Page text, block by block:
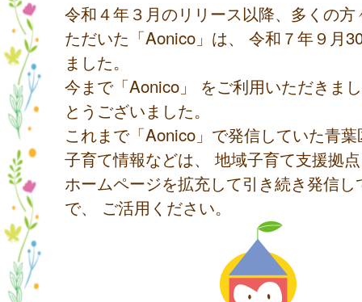
令和４年３月のリリース以降、多くの方
ただいた「Aonico」は、 令和７年９月
ました。
今まで「Aonico」 をご利用いただきま
とうございました。
これまで「Aonico」で発信していた青
子育て情報などは、 地域子育て支援拠
ホームページを拡充して引き続き発信し
で、 ご活用ください。